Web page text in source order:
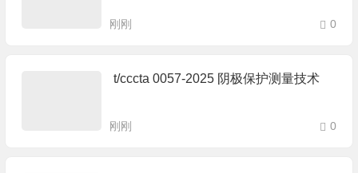
刚刚 0
t/cccta 0057-2025 阴极保护测量技术
刚刚 0